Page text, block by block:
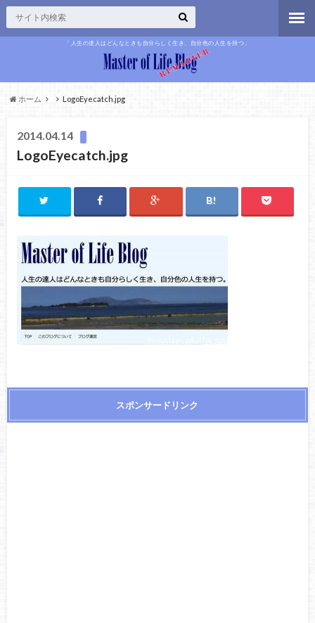
「人生の達人はどんなときも自分らしく生き、自分色の人生を持つ」
ホーム LogoEyecatch.jpg
2014.04.14
LogoEyecatch.jpg
スポンサードリンク